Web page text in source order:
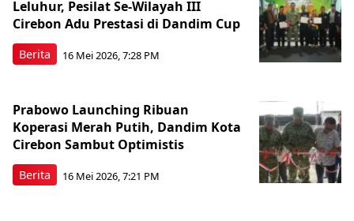
Berita
Leluhur, Pesilat Se-Wilayah III
Cirebon Adu Prestasi di Dandim Cup
16 Mei 2026, 7:28 PM
Berita
Prabowo Launching Ribuan
Koperasi Merah Putih, Dandim Kota
Cirebon Sambut Optimistis
16 Mei 2026, 7:21 PM